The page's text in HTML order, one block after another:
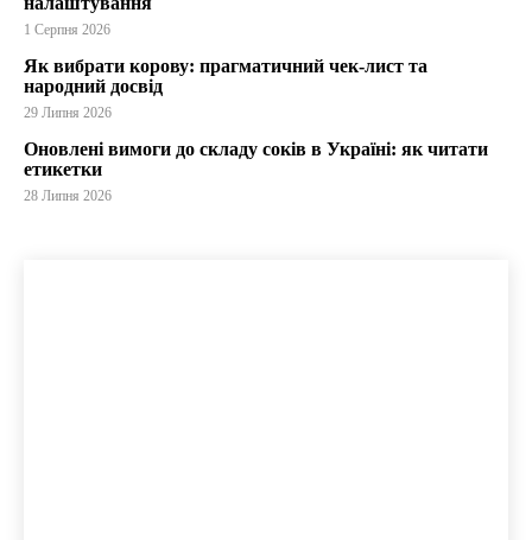
1 Серпня 2026
Як вибрати корову: прагматичний чек-лист та
народний досвід
29 Липня 2026
Оновлені вимоги до складу соків в Україні: як читати
етикетки
28 Липня 2026